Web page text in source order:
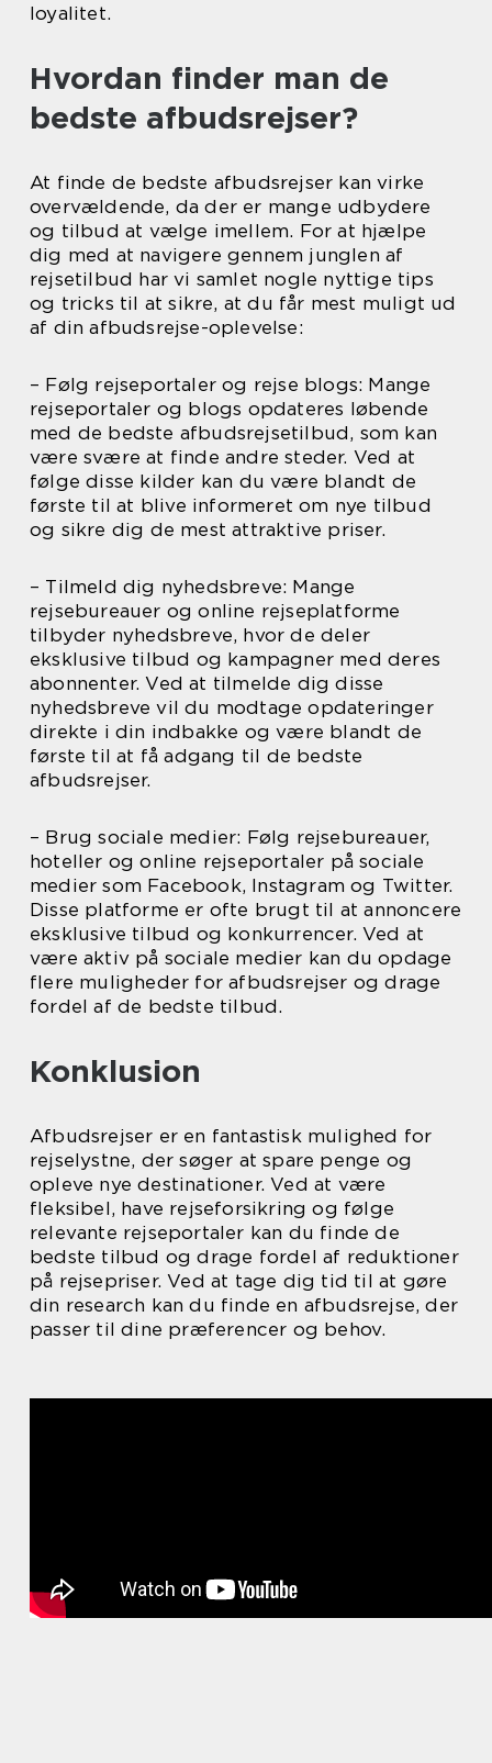
loyalitet.
Hvordan finder man de
bedste afbudsrejser?
At finde de bedste afbudsrejser kan virke
overvældende, da der er mange udbydere
og tilbud at vælge imellem. For at hjælpe
dig med at navigere gennem junglen af
rejsetilbud har vi samlet nogle nyttige tips
og tricks til at sikre, at du får mest muligt ud
af din afbudsrejse-oplevelse:
– Følg rejseportaler og rejse blogs: Mange
rejseportaler og blogs opdateres løbende
med de bedste afbudsrejsetilbud, som kan
være svære at finde andre steder. Ved at
følge disse kilder kan du være blandt de
første til at blive informeret om nye tilbud
og sikre dig de mest attraktive priser.
– Tilmeld dig nyhedsbreve: Mange
rejsebureauer og online rejseplatforme
tilbyder nyhedsbreve, hvor de deler
eksklusive tilbud og kampagner med deres
abonnenter. Ved at tilmelde dig disse
nyhedsbreve vil du modtage opdateringer
direkte i din indbakke og være blandt de
første til at få adgang til de bedste
afbudsrejser.
– Brug sociale medier: Følg rejsebureauer,
hoteller og online rejseportaler på sociale
medier som Facebook, Instagram og Twitter.
Disse platforme er ofte brugt til at annoncere
eksklusive tilbud og konkurrencer. Ved at
være aktiv på sociale medier kan du opdage
flere muligheder for afbudsrejser og drage
fordel af de bedste tilbud.
Konklusion
Afbudsrejser er en fantastisk mulighed for
rejselystne, der søger at spare penge og
opleve nye destinationer. Ved at være
fleksibel, have rejseforsikring og følge
relevante rejseportaler kan du finde de
bedste tilbud og drage fordel af reduktioner
på rejsepriser. Ved at tage dig tid til at gøre
din research kan du finde en afbudsrejse, der
passer til dine præferencer og behov.